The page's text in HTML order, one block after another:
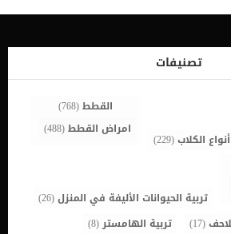
وتحمل الكره والحقد للكلاب والأشخاص التي
تمامًا عند إتباعها وهذه الأشياء تتمثل
بين كلابك عندما تمتلك أكثر من كلب حتى لا
بينهم، اعطِ لهم كل شيء بالتساوي ولا
تصنيفات
أنواع الكلاب(229)
القطط(768)
امراض القطط(488)
تربية الحيوانات الأليفة في المنزل(26)
(17) تربية الهامستر(8)